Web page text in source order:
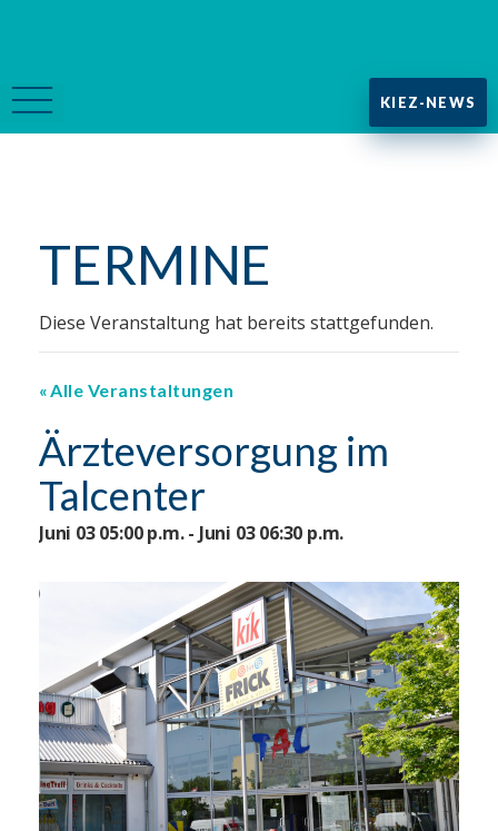
KIEZ-NEWS
TERMINE
Diese Veranstaltung hat bereits stattgefunden.
Alle Veranstaltungen
Ärzteversorgung im
Talcenter
Juni 03 05:00 p.m. - Juni 03 06:30 p.m.